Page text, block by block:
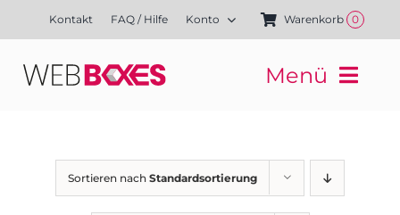
Kontakt FAQ / Hilfe Konto Warenkorb 0
Menü
Kampagnen
Referenzen
Sortieren nach Standardsortierung